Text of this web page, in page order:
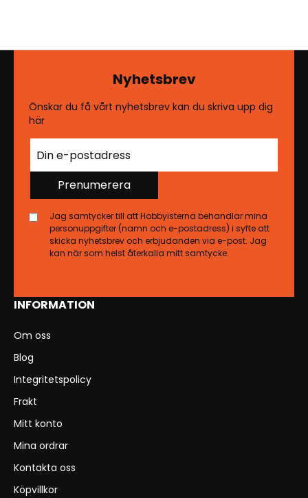
INFORMATION
Om oss
Blog
Integritetspolicy
Frakt
Mitt konto
Mina ordrar
Kontakta oss
Köpvillkor
Nyhetsbrev
Önskar du få vårt nyhetsbrev kan du skriva upp dig
här
Prenumerera
Jag samtycker till att Hobbyisterna behandlar mina
personuppgifter (namn och e-postadress) i syfte att
skicka nyhetsbrev och erbjudanden via e-post. Jag
kan när som helst återkalla mitt samtycke.